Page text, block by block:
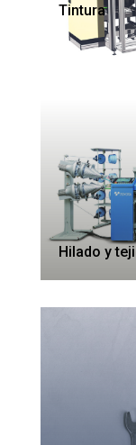
Tintura
Hilado y